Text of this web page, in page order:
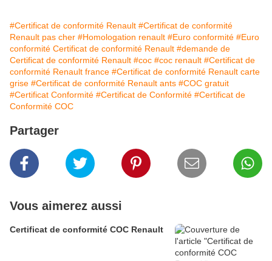
#Certificat de conformité Renault #Certificat de conformité
Renault pas cher #Homologation renault #Euro conformité #Euro
conformité Certificat de conformité Renault #demande de
Certificat de conformité Renault #coc #coc renault #Certificat de
conformité Renault france #Certificat de conformité Renault carte
grise #Certificat de conformité Renault ants #COC gratuit
#Certificat Conformité #Certificat de Conformité #Certificat de
Conformité COC
Partager
Vous aimerez aussi
Certificat de conformité COC Renault